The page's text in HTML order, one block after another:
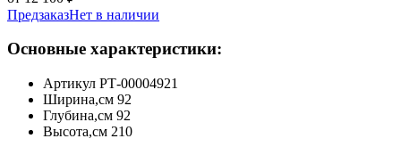
ПредзаказНет в наличии
Основные характеристики:
Артикул РТ-00004921
Ширина,см 92
Глубина,см 92
Высота,см 210